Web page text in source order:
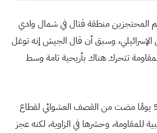
المحتجزين منطقة قتال في شمال وادي
وسبق أن قال الجيش إنه توغل
تتحرك هناك بأريحية تامة وسط
راهن الجيش الإسرائيلي طيلة 50 يومًا مضت من القصف العشوائي لقطاع
للمقاومة، وحشرها في الزاوية، لكنه عجز